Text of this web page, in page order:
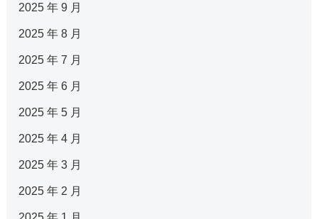
2025 年 9 月
2025 年 8 月
2025 年 7 月
2025 年 6 月
2025 年 5 月
2025 年 4 月
2025 年 3 月
2025 年 2 月